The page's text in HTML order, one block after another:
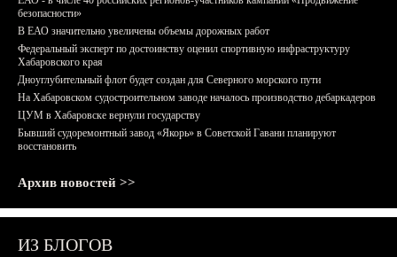
безопасности»
В ЕАО значительно увеличены объемы дорожных работ
Федеральный эксперт по достоинству оценил спортивную инфраструктуру
Хабаровского края
Дноуглубительный флот будет создан для Северного морского пути
На Хабаровском судостроительном заводе началось производство дебаркадеров
ЦУМ в Хабаровске вернули государству
Бывший судоремонтный завод «Якорь» в Советской Гавани планируют
восстановить
Архив новостей >>
ИЗ БЛОГОВ